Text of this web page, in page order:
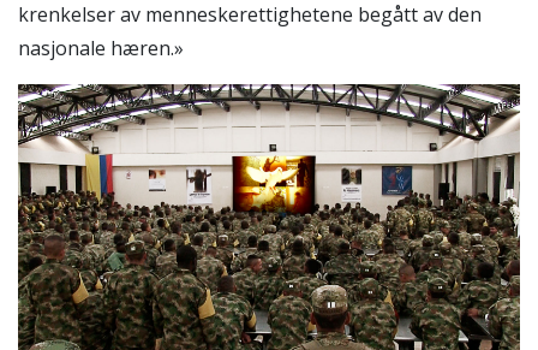
krenkelser av menneskerettighetene begått av den
nasjonale hæren.»